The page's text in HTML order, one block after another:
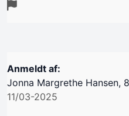
Anmeldt af:
Jonna Margrethe Hansen,
11/03-2025